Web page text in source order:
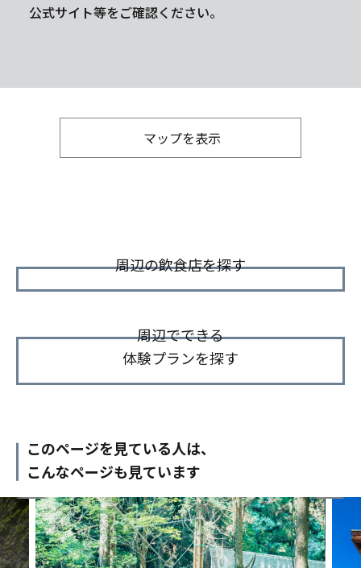
公式サイト等をご確認ください。
マップを表示
周辺の飲食店を探す
周辺でできる
体験プランを探す
このページを見ている人は、
こんなページも見ています